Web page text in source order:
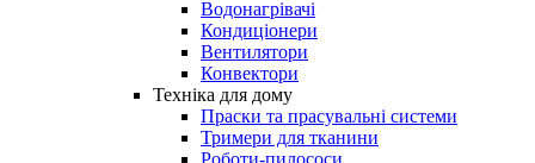
Водонагрівачі
Кондиціонери
Вентилятори
Конвектори
Техніка для дому
Праски та прасувальні системи
Тримери для тканини
Роботи-пилососи